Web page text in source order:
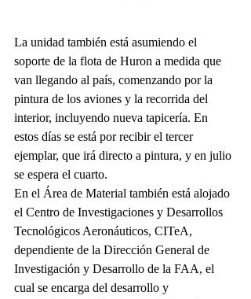
La unidad también está asumiendo el
soporte de la flota de Huron a medida que
van llegando al país, comenzando por la
pintura de los aviones y la recorrida del
interior, incluyendo nueva tapicería. En
estos días se está por recibir el tercer
ejemplar, que irá directo a pintura, y en julio
se espera el cuarto.
En el Área de Material también está alojado
el Centro de Investigaciones y Desarrollos
Tecnológicos Aeronáuticos, CITeA,
dependiente de la Dirección General de
Investigación y Desarrollo de la FAA, el
cual se encarga del desarrollo y